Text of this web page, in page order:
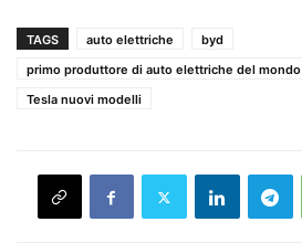
TAGS auto elettriche
byd
primo produttore di auto elettriche del mondo
Tesla nuovi modelli